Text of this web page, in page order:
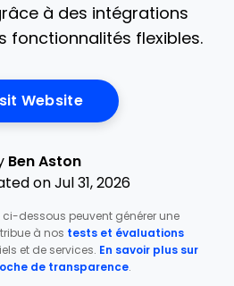
à des intégrations
fonctionnalités flexibles.
WebsiteOpens New Window
Ben Aston
on Jul 31, 2026
ci-dessous peuvent générer une
à nos tests et évaluations
et de services. En savoir plus sur
de transparence.